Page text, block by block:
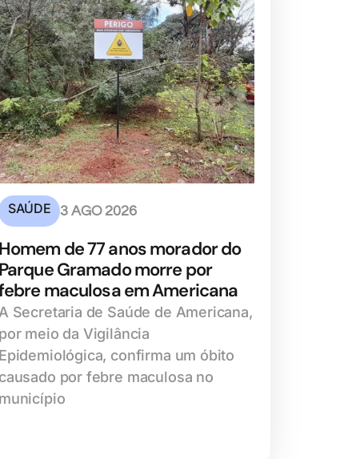
SAÚDE 3 AGO 2026
Homem de 77 anos morador do
Parque Gramado morre por
maculosa em Americana
Secretaria de Saúde de Americana,
por meio da Vigilância
Epidemiológica, confirma um óbito
causado por febre maculosa no
município